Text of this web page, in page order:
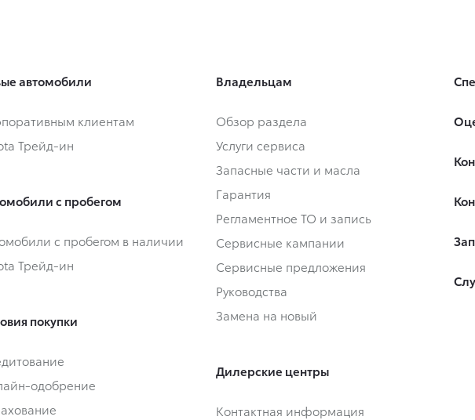
автомобили
клиентам
Трейд-ин
с пробегом
с пробегом в наличии
Трейд-ин
покупки
одобрение
Владельцам
Обзор раздела
Услуги сервиса
Запасные части и масла
Гарантия
Регламентное ТО и запись
Сервисные кампании
Сервисные предложения
Руководства
Замена на новый
Дилерские центры
Контактная информация